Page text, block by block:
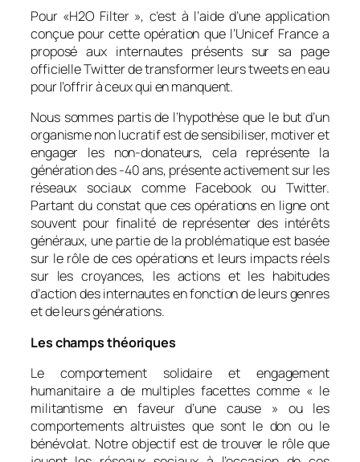
Pour «H2O Filter », c’est à l’aide d’une application
conçue pour cette opération que l’Unicef France a
proposé aux internautes présents sur sa page
officielle Twitter de transformer leurs tweets en eau
pour l’offrir à ceux qui en manquent.
Nous sommes partis de l’hypothèse que le but d’un
organisme non lucratif est de sensibiliser, motiver et
engager les non-donateurs, cela représente la
génération des -40 ans, présente activement sur les
réseaux sociaux comme Facebook ou Twitter.
Partant du constat que ces opérations en ligne ont
souvent pour finalité de représenter des intérêts
généraux, une partie de la problématique est basée
sur le rôle de ces opérations et leurs impacts réels
sur les croyances, les actions et les habitudes
d’action des internautes en fonction de leurs genres
et de leurs générations.
Les champs théoriques
Le comportement solidaire et engagement
humanitaire a de multiples facettes comme « le
militantisme en faveur d’une cause » ou les
comportements altruistes que sont le don ou le
bénévolat. Notre objectif est de trouver le rôle que